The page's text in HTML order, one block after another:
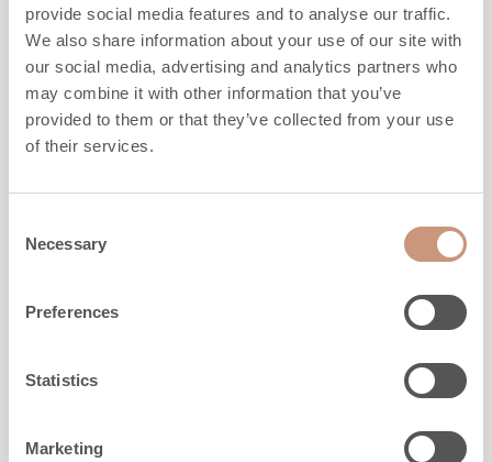
provide social media features and to analyse our traffic.
We also share information about your use of our site with
our social media, advertising and analytics partners who
may combine it with other information that you’ve
provided to them or that they’ve collected from your use
of their services.
Selection
Necessary
Preferences
Statistics
Marketing
Salvo S 2D
1845
Laius
Sügavus
Köetav pind
40-80m2